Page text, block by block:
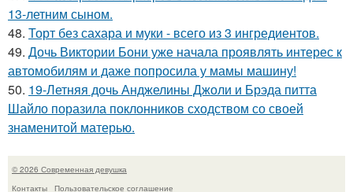
13-летним сыном.
48. Торт без сахара и муки - всего из 3 ингредиентов.
49. Дочь Виктории Бони уже начала проявлять интерес к
автомобилям и даже попросила у мамы машину!
50. 19-Летняя дочь Анджелины Джоли и Брэда питта
Шайло поразила поклонников сходством со своей
знаменитой матерью.
© 2026 Современная девушка
Контакты
Пользовательское соглашение